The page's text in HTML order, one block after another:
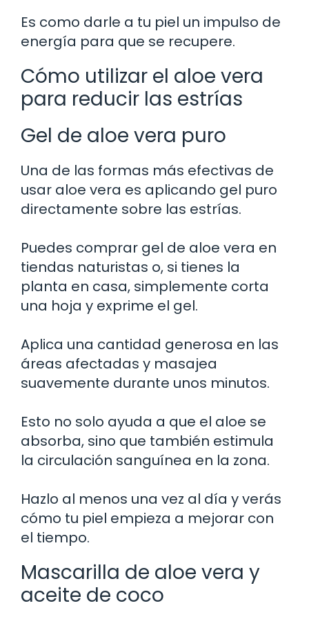
Es como darle a tu piel un impulso de
energía para que se recupere.
Cómo utilizar el aloe vera
para reducir las estrías
Gel de aloe vera puro
Una de las formas más efectivas de
usar aloe vera es aplicando gel puro
directamente sobre las estrías.
Puedes comprar gel de aloe vera en
tiendas naturistas o, si tienes la
planta en casa, simplemente corta
una hoja y exprime el gel.
Aplica una cantidad generosa en las
áreas afectadas y masajea
suavemente durante unos minutos.
Esto no solo ayuda a que el aloe se
absorba, sino que también estimula
la circulación sanguínea en la zona.
Hazlo al menos una vez al día y verás
cómo tu piel empieza a mejorar con
el tiempo.
Mascarilla de aloe vera y
aceite de coco